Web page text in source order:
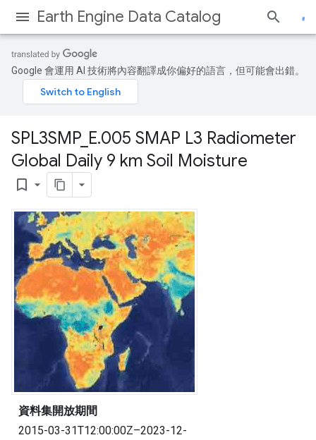
Earth Engine Data Catalog
Google 會運用 AI 技術將內容翻譯成你偏好的語言，但可能會出錯。
SPL3SMP_ E.005 SMAP L3 Radiometer
Global Daily 9 km Soil Moisture
bookmark_border
資料集開放期間
2015-03-31T12:00:00Z–2023-12-